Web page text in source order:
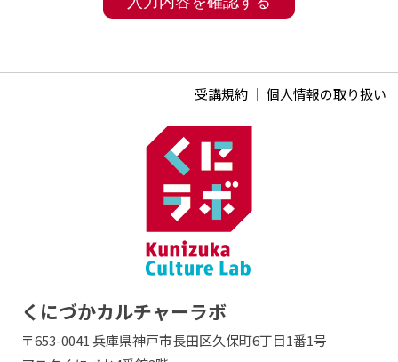
受講規約｜ 個人情報の取り扱い
くにづかカルチャーラボ
〒653-0041 兵庫県神戸市長田区久保町6丁目1番1号